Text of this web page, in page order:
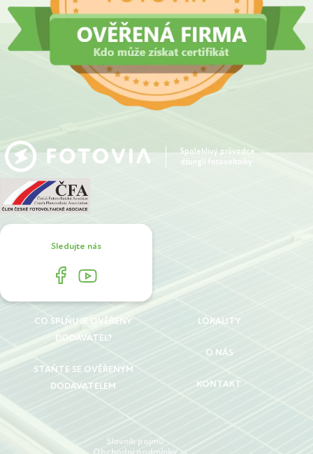
Spolehlivý průvodce
džunglí fotovoltaiky
Sledujte nás
CO SPLŇUJE OVĚŘENÝ
DODAVATEL?
STAŇTE SE OVĚŘENÝM
DODAVATELEM
LOKALITY
O NÁS
KONTAKT
Slovník pojmů